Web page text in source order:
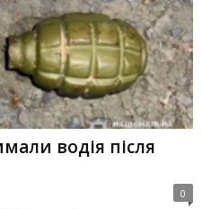
водія після
0